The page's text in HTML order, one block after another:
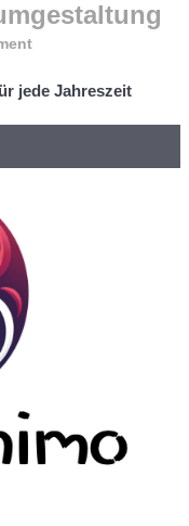
jede Jahreszeit